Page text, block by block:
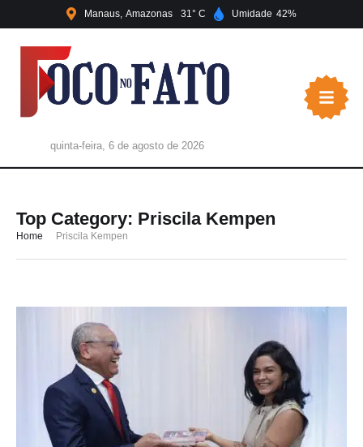
Manaus Amazonas 31 Umidade 42
quinta-feira, 6 de agosto de 2026
Top Category: Priscila Kempen
Home Priscila Kempen